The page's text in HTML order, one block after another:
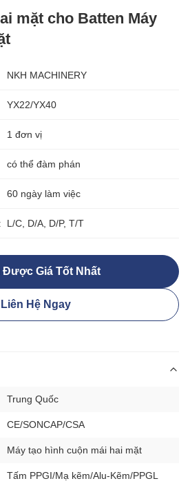
mặt cho Batten Máy
NKH MACHINERY
YX22/YX40
1 đơn vị
có thể đàm phán
60 ngày làm việc
L/C, D/A, D/P, T/T
Được Giá Tốt Nhất
Liên Hệ Ngay
Trung Quốc
CE/SONCAP/CSA
Máy tạo hình cuộn mái hai mặt
Tấm PPGI/Mạ kẽm/Alu-Kẽm/PPGL